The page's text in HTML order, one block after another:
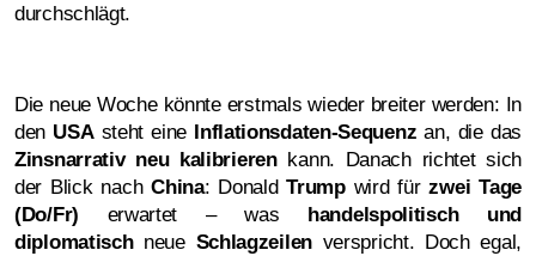
durchschlägt.
Die neue Woche könnte erstmals wieder breiter werden: In
den USAsteht eine Inflationsdaten-Sequenz an, die das
Zinsnarrativ neu kalibrierenkann. Danach richtet sich
der Blick nachChina: DonaldTrumpwird fürzwei Tage
(Do/Fr) erwartet – was handelspolitisch und
diplomatischneue Schlagzeilenverspricht. Doch egal,